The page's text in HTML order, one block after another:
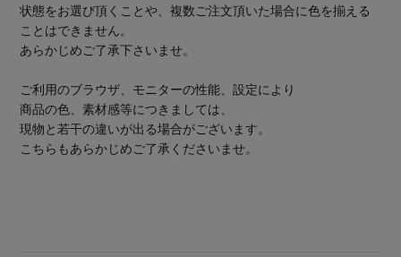
状態をお選び頂くことや、複数ご注文頂いた場合に色を揃える
ことはできません。
あらかじめご了承下さいませ。
ご利用のブラウザ、モニターの性能、設定により
商品の色、素材感等につきましては、
現物と若干の違いが出る場合がございます。
こちらもあらかじめご了承くださいませ。